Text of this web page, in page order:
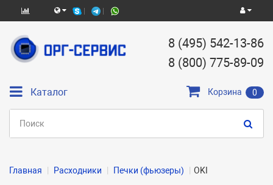
8 (495) 542-13-86
8 (800) 775-89-09
Каталог Корзина 0
Главная Расходники Печки (фьюзеры) OKI